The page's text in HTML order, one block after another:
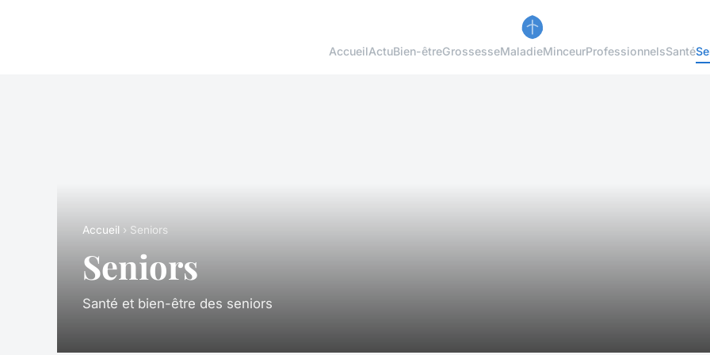
AccueilActuBien-êtreGrossesseMaladieMinceurProfessionnelsSanté
Accueil › Seniors
Seniors
Santé et bien-être des seniors